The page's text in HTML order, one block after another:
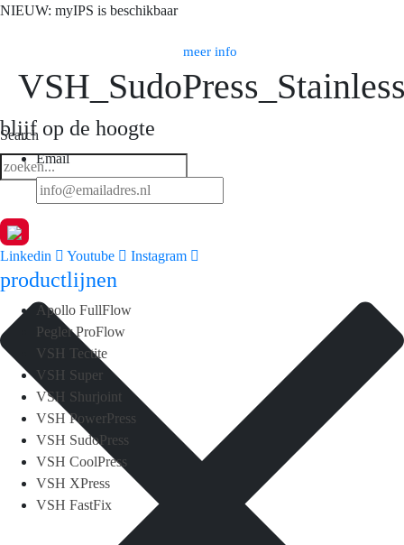
NIEUW: myIPS is beschikbaar
meer info
Search
blijf op de hoogte
Email
Linkedin Youtube Instagram
productlijnen
Apollo FullFlow
Pegler ProFlow
VSH Tectite
VSH Super
VSH Shurjoint
VSH PowerPress
VSH SudoPress
VSH CoolPress
VSH XPress
VSH FastFix